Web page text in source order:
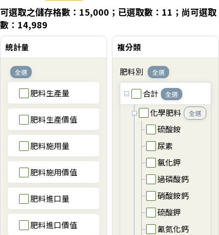
可選取之儲存格數：15,000；已選取數：11；尚可選取
數：14,989
統計量
全選
肥料生產量
肥料生產價值
肥料施用量
肥料施用價值
肥料進口量
肥料進口價值
複分類
肥料別 全選
合計 全選
化學肥料 全選
硫酸銨
尿素
氯化鉀
過磷酸鈣
硝酸銨鈣
硫酸鉀
氰氮化鈣